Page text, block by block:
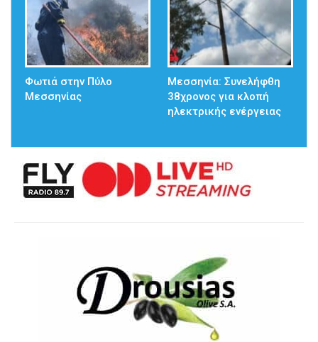
Φωτιά στην Πύλο
Μεσσηνίας
Μεσσηνία: Συνελήφθη
38χρονος για κλοπή
ηλεκτρικής ενέργειας